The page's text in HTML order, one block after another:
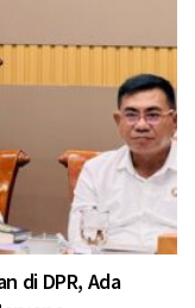
di DPR, Ada